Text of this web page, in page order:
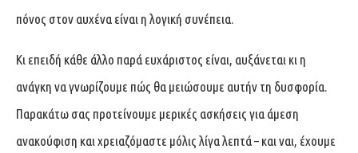
πόνος στον αυχένα είναι η λογική συνέπεια.
Κι επειδή κάθε άλλο παρά ευχάριστος είναι, αυξάνεται κι η
ανάγκη να γνωρίζουμε πώς θα μειώσουμε αυτήν τη δυσφορία.
Παρακάτω σας προτείνουμε μερικές ασκήσεις για άμεση
ανακούφιση και χρειαζόμαστε μόλις λίγα λεπτά – και ναι, έχουμε